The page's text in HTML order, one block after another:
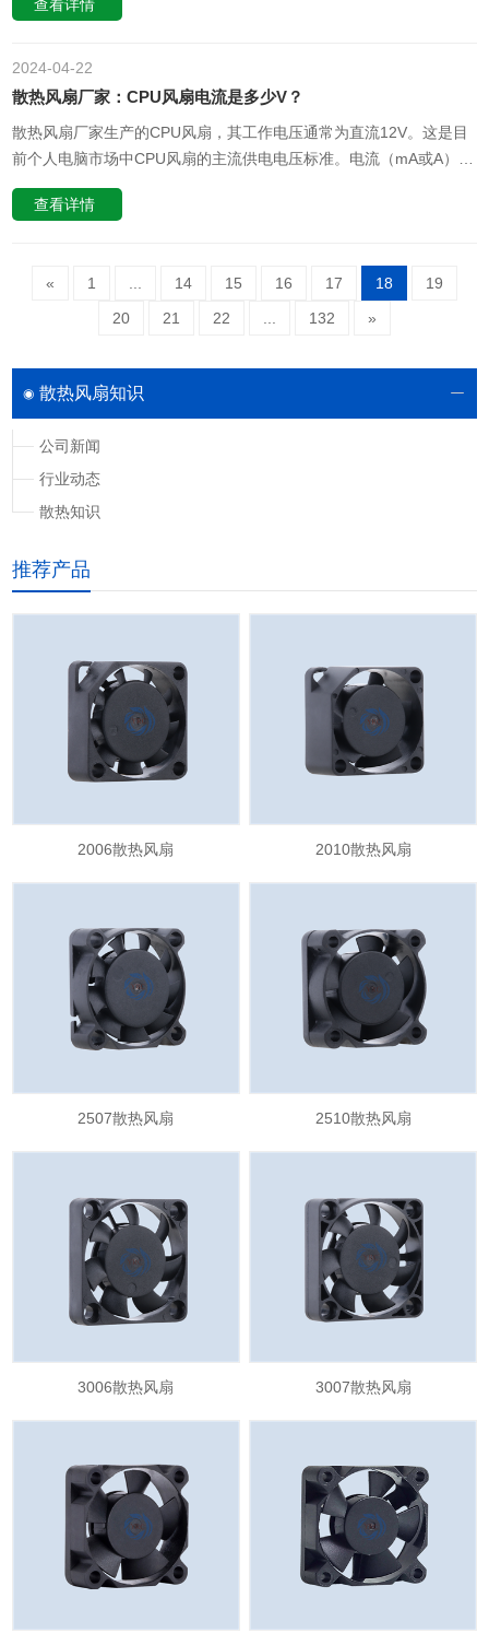
部件。汽车空调风扇： 该风扇主要作用于汽车空调系统的冷凝器部
气体，然后进入冷凝器。……
查看详情
22
2024-04
散热风扇厂家：CPU风扇电流是多少V？
散热风扇厂家生产的CPU风扇，其工作电压通常为直流12V。这是目
前个人电脑市场中CPU风扇的主流供电电压标准。电流（mA或A）则
根据风扇的功率需求和设计而有所不同，一般在几十毫安到几百毫安
之间变动，具体数值可以在风扇的规格书中查到。需要注意的是，风
查看详情
« 1 ... 14 15 16 17 18
19
20
21 22 ... 132 »
散热风扇知识
公司新闻
行业动态
散热知识
推荐产品
2006散热风扇 2010散热风扇
2507散热风扇 2510散热风扇
3006散热风扇 3007散热风扇